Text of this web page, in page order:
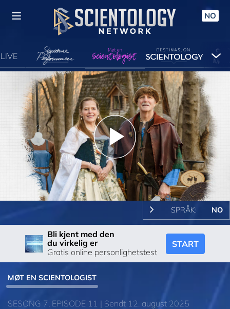
NO
LIVE
Play
Video
SPRÅK: NO
Bli kjent med den
du virkelig er
Gratis online personlighetstest
START
MØT EN SCIENTOLOGIST
SESONG 7, EPISODE 11 | Sendt 12. august 2025